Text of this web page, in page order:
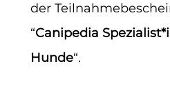
der
“Canipedia
Hunde“.